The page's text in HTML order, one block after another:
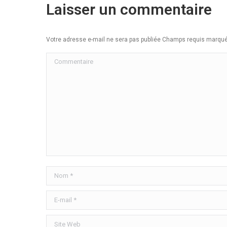
Laisser un commentaire
Votre adresse e-mail ne sera pas publiée Champs requis
Commentaire
Nom *
E-mail *
Site Web